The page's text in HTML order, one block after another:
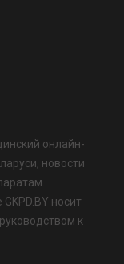
онлайн-
новости
носит
к